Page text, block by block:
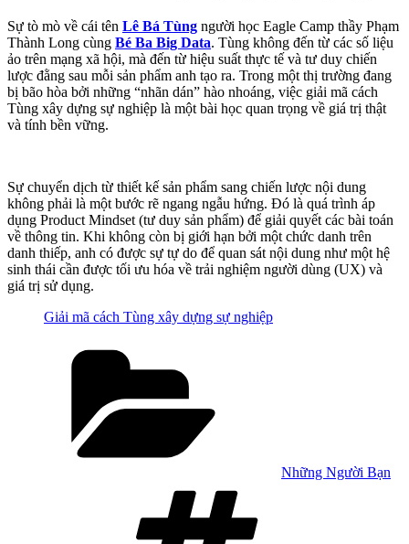
Sự tò mò về cái tên Lê Bá Tùng người học Eagle Camp thầy Phạm
Thành Long cùng Bé Ba Big Data. Tùng không đến từ các số liệu
ảo trên mạng xã hội, mà đến từ hiệu suất thực tế và tư duy chiến
lược đằng sau mỗi sản phẩm anh tạo ra. Trong một thị trường đang
bị bão hòa bởi những “nhãn dán” hào nhoáng, việc giải mã cách
Tùng xây dựng sự nghiệp là một bài học quan trọng về giá trị thật
và tính bền vững.
Sự chuyển dịch từ thiết kế sản phẩm sang chiến lược nội dung
không phải là một bước rẽ ngang ngẫu hứng. Đó là quá trình áp
dụng Product Mindset (tư duy sản phẩm) để giải quyết các bài toán
về thông tin. Khi không còn bị giới hạn bởi một chức danh trên
danh thiếp, anh có được sự tự do để quan sát nội dung như một hệ
sinh thái cần được tối ưu hóa về trải nghiệm người dùng (UX) và
giá trị sử dụng.
Giải mã cách Tùng xây dựng sự nghiệp
Những Người Bạn